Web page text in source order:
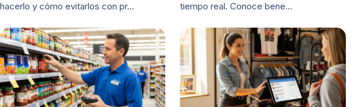
hacerlo y cómo evitarlos con pr…
tiempo real. Conoce bene…